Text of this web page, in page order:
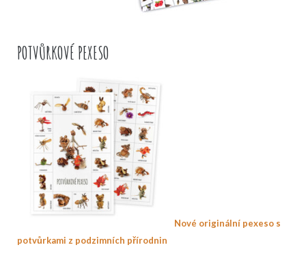
POTVŮRKOVÉ PEXESO
Nové originální pexeso s
potvůrkami z podzimních přírodnin